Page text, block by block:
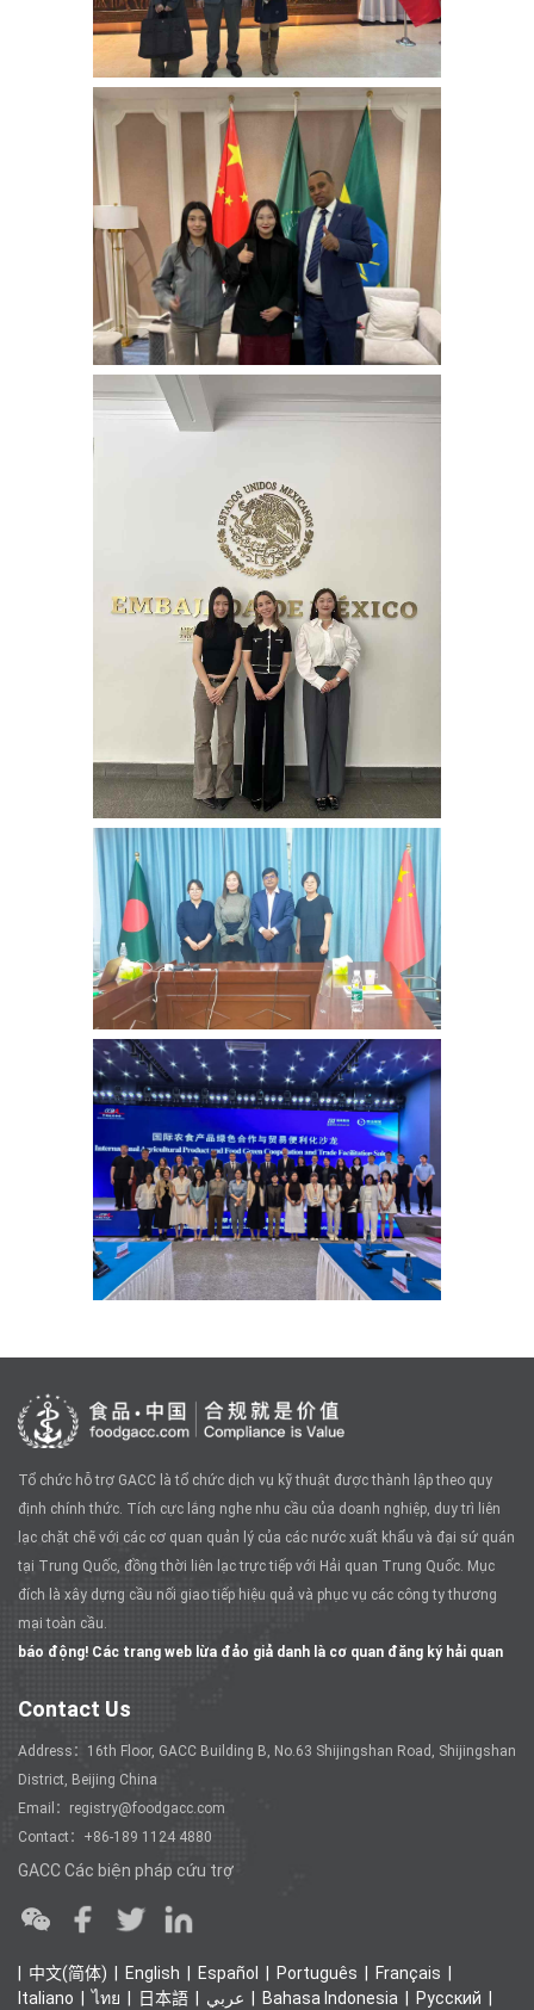
Tổ chức hỗ trợ GACC là tổ chức dịch vụ kỹ thuật được thành lập theo quy
định chính thức. Tích cực lắng nghe nhu cầu của doanh nghiệp, duy trì liên
lạc chặt chẽ với các cơ quan quản lý của các nước xuất khẩu và đại sứ quán
tại Trung Quốc, đồng thời liên lạc trực tiếp với Hải quan Trung Quốc. Mục
đích là xây dựng cầu nối giao tiếp hiệu quả và phục vụ các công ty thương
mại toàn cầu.
báo động! Các trang web lừa đảo giả danh là cơ quan đăng ký hải quan
Contact Us
Address：16th Floor, GACC Building B, No.63 Shijingshan Road, Shijingshan
District, Beijing China
Email：registry@foodgacc.com
Contact：+86-189 1124 4880
GACC Các biện pháp cứu trợ
中文(简体) English Español Português
Français
Italiano
ไทย 日本語 عربي Bahasa Indonesia Ρусский